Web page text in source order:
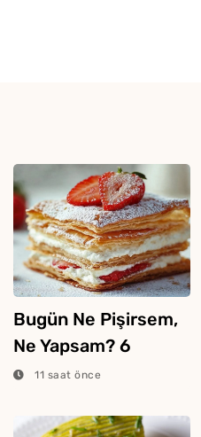
Bugün Ne Pişirsem,
Ne Yapsam? 6
Ağustos 2026
11 saat önce